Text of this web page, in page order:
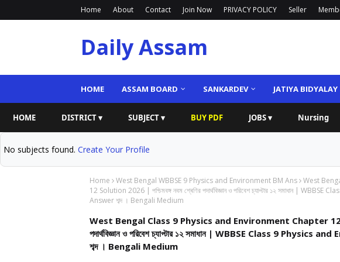
Home About Contact Join Now PRIVACY POLICY Seller
Daily Assam
HOME ASSAM BOARD SANKARDEV JATIYA BIDYALAY
HOME DISTRICT ▾ SUBJECT ▾ BUY PDF JOBS ▾ Nursing
No subjects found. Create Your Profile
Home West Bengal WBBSE 9 Physics and Environment BM Ans West
12 Solution 2026 | পশ্চিমবঙ্গ নবম শ্ৰেণির পদার্থবিজ্ঞান ও পরিবেশ চ্যাপ্টার ১২ সমাধান |
Answer শব্দ । Bengali Medium
West Bengal Class 9 Physics and Environment Chapter 12
পদার্থবিজ্ঞান ও পরিবেশ চ্যাপ্টার ১২ সমাধান | WBBSE Class 9
শব্দ । Bengali Medium